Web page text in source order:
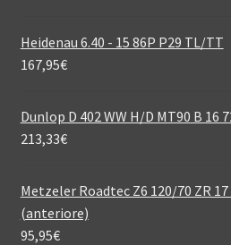
Heidenau 6.40 - 15 86P P29 TL/TT
167,95€
Dunlop D 402 WW H/D MT90 B 16
213,33€
Metzeler Roadtec Z6 120/70 ZR 17
(anteriore)
95,95€